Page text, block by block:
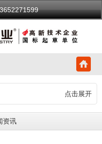
点击展开
资讯